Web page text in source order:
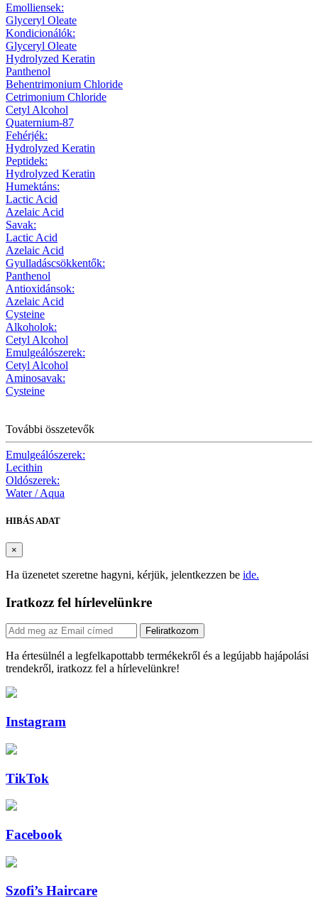
Emolliensek:
Glyceryl Oleate
Kondicionálók:
Glyceryl Oleate
Hydrolyzed Keratin
Panthenol
Behentrimonium Chloride
Cetrimonium Chloride
Cetyl Alcohol
Quaternium-87
Fehérjék:
Hydrolyzed Keratin
Peptidek:
Hydrolyzed Keratin
Humektáns:
Lactic Acid
Azelaic Acid
Savak:
Lactic Acid
Azelaic Acid
Gyulladáscsökkentők:
Panthenol
Antioxidánsok:
Azelaic Acid
Cysteine
Alkoholok:
Cetyl Alcohol
Emulgeálószerek:
Cetyl Alcohol
Aminosavak:
Cysteine
További összetevők
Emulgeálószerek:
Lecithin
Oldószerek:
Water / Aqua
HIBÁS ADAT
×
Ha üzenetet szeretne hagyni, kérjük, jelentkezzen be ide.
Iratkozz fel hírlevelünkre
Feliratkozom
Ha értesülnél a legfelkapottabb termékekről és a legújabb hajápolási
trendekről, iratkozz fel a hírlevelünkre!
Instagram
TikTok
Facebook
Szofi’s Haircare